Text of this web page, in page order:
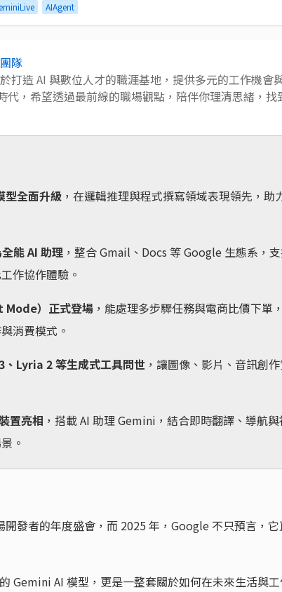
AIAgent
隊
打造 AI 與數位人才的職涯基地，提供多元的工作機會
代，希望透過最前線的職場觀點，陪伴你理清思緒，找
全面升級 ，在邏輯推理與程式撰寫領域表現領先，助
能 AI 助理 ，整合 Gmail、Docs 等 Google 生態系，
作協作體驗。
Mode）正式登場 ，能處理多步驟任務與電商比價下單
消費模式。
Lyria 2 等生成式工具問世 ，讓圖像、影片、音訊創
置亮相 ，搭載 AI 助理 Gemini，結合即時翻譯、導航
。
發者的年度盛會，而 2025 年，Google 不只預言，
Gemini AI 模型，更是一整套關於如何在未來生活與